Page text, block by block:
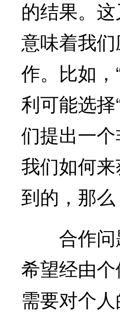
的结果。
意味着我
作。比如
利可能选
们提出一
我们如何
到的，那
合作问
希望经由
需要对个